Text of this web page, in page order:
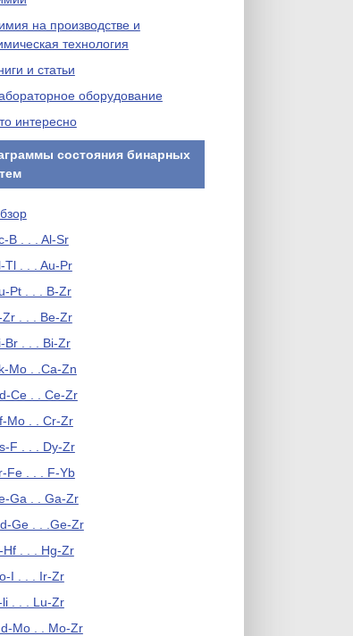
на производстве и
технология
и статьи
оборудование
интересно
состояния бинарных
B . . . Al-Sr
Tl . . . Au-Pr
Pt . . . B-Zr
Zr . . . Be-Zr
Br . . . Bi-Zr
Mo . .Ca-Zn
Ce . . Ce-Zr
Mo . . Cr-Zr
F . . . Dy-Zr
Fe . . . F-Yb
Ga . . Ga-Zr
Ge . . .Ge-Zr
Hf . . . Hg-Zr
I . . . Ir-Zr
li . . . Lu-Zr
Mo . . Mo-Zr